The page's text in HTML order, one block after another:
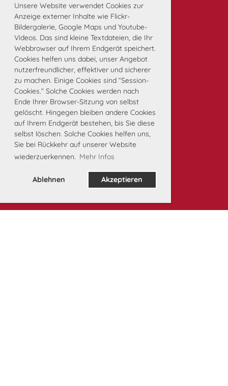
Unsere Website verwendet Cookies zur
Anzeige externer Inhalte wie Flickr-
Bildergalerie, Google Maps und Youtube-
Videos. Das sind kleine Textdateien, die Ihr
Webbrowser auf Ihrem Endgerät speichert.
Cookies helfen uns dabei, unser Angebot
nutzerfreundlicher, effektiver und sicherer
zu machen. Einige Cookies sind “Session-
Cookies.” Solche Cookies werden nach
Ende Ihrer Browser-Sitzung von selbst
gelöscht. Hingegen bleiben andere Cookies
auf Ihrem Endgerät bestehen, bis Sie diese
selbst löschen. Solche Cookies helfen uns,
Sie bei Rückkehr auf unserer Website
wiederzuerkennen. Mehr Infos
Ablehnen Akzeptieren